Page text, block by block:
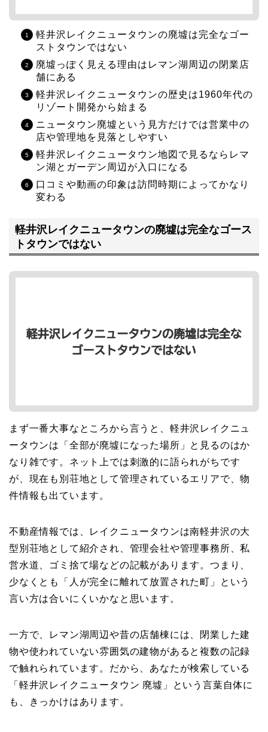
軽井沢レイクニュータウンの廃墟は完全なゴー
ストタウンではない
廃墟っぽく見える理由はレマン湖周辺の閉業店
舗にある
軽井沢レイクニュータウンの歴史は1960年代の
リゾート開発から始まる
ニュータウン廃墟という見方だけでは営業中の
店や管理地を見落としやすい
軽井沢レイクニュータウン地図で見るならレマ
ン湖とガーデン周辺が入口になる
口コミや動画の印象は訪問時期によってかなり
変わる
軽井沢レイクニュータウンの廃墟は完全なゴース
トタウンではない
まず一番大事なところから言うと、軽井沢レイクニュ
ータウンは「全部が廃墟になった場所」と見るのはか
なり雑です。ネット上では刺激的に語られがちです
が、現在も別荘地として管理されているエリアで、物
件情報も出ています。
不動産情報では、レイクニュータウンは南軽井沢の大
型別荘地として紹介され、管理会社や管理事務所、私
営水道、ゴミ捨て場などの記載があります。つまり、
少なくとも「人が完全に離れて放置された町」という
言い方は合いにくいかなと思います。
一方で、レマン湖周辺や昔の店舗棟には、閉業した建
物や使われていない雰囲気の建物があると複数の記録
で触れられています。だから、あなたが検索している
「軽井沢レイクニュータウン 廃墟」という言葉自体に
も、きっかけはあります。